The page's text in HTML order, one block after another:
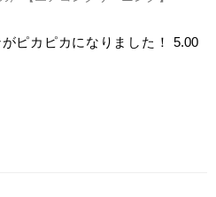
ピカピカになりました！ 5.00